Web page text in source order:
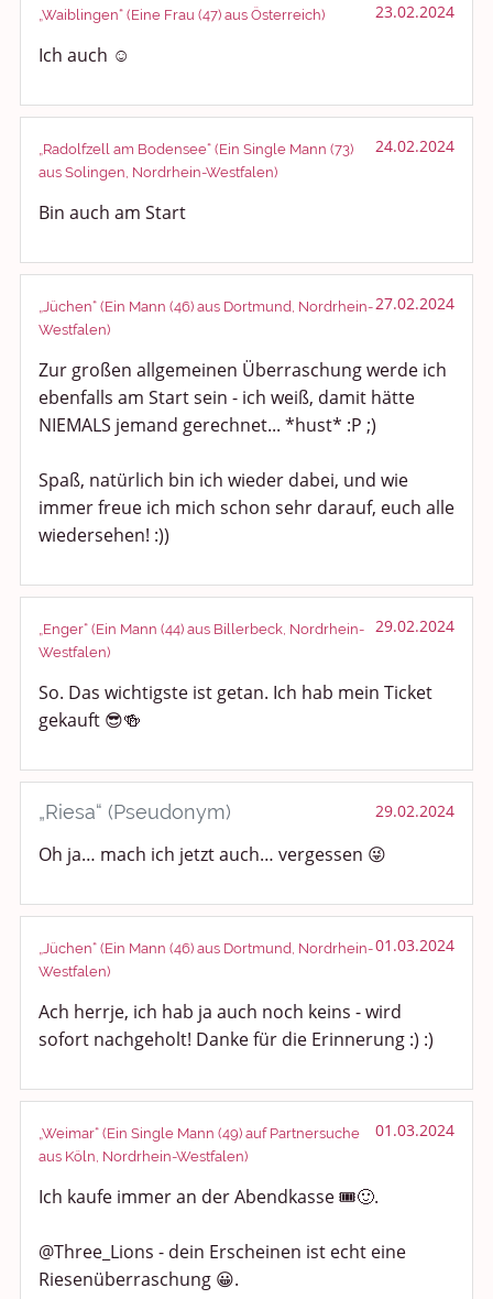
„Waiblingen“ (Eine Frau (47) aus Österreich) 23.02.2024
Ich auch ☺️
„Radolfzell am Bodensee“ (Ein Single Mann (73)
aus Solingen, Nordrhein-Westfalen)
24.02.2024
Bin auch am Start
„Jüchen“ (Ein Mann (46) aus Dortmund, Nordrhein-
Westfalen)
27.02.2024
Zur großen allgemeinen Überraschung werde ich
ebenfalls am Start sein - ich weiß, damit hätte
NIEMALS jemand gerechnet... *hust* :P ;)
Spaß, natürlich bin ich wieder dabei, und wie
immer freue ich mich schon sehr darauf, euch alle
wiedersehen! :))
„Enger“ (Ein Mann (44) aus Billerbeck, Nordrhein-
Westfalen)
29.02.2024
So. Das wichtigste ist getan. Ich hab mein Ticket
gekauft 😎🍻
„Riesa“ (Pseudonym) 29.02.2024
Oh ja… mach ich jetzt auch… vergessen 😜
„Jüchen“ (Ein Mann (46) aus Dortmund, Nordrhein-
Westfalen)
01.03.2024
Ach herrje, ich hab ja auch noch keins - wird
sofort nachgeholt! Danke für die Erinnerung :) :)
„Weimar“ (Ein Single Mann (49) auf Partnersuche
aus Köln, Nordrhein-Westfalen)
01.03.2024
Ich kaufe immer an der Abendkasse 🎟️🙂.
@Three_Lions - dein Erscheinen ist echt eine
Riesenüberraschung 😀.